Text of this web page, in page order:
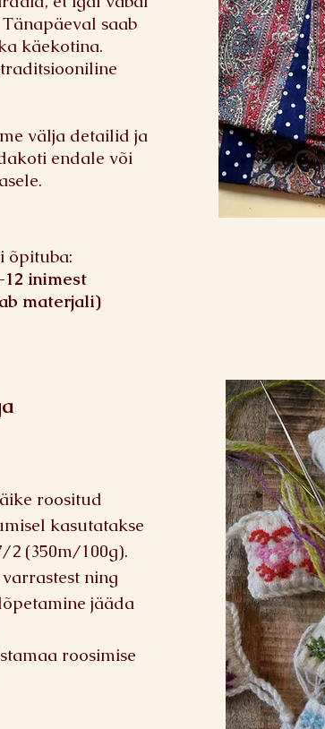
saab
käekotina.
välja detailid ja
endale või
õpituba:
inimest
materjali)
roositud
kasutatakse
2 (350m/100g).
ning
jääda
roosimise